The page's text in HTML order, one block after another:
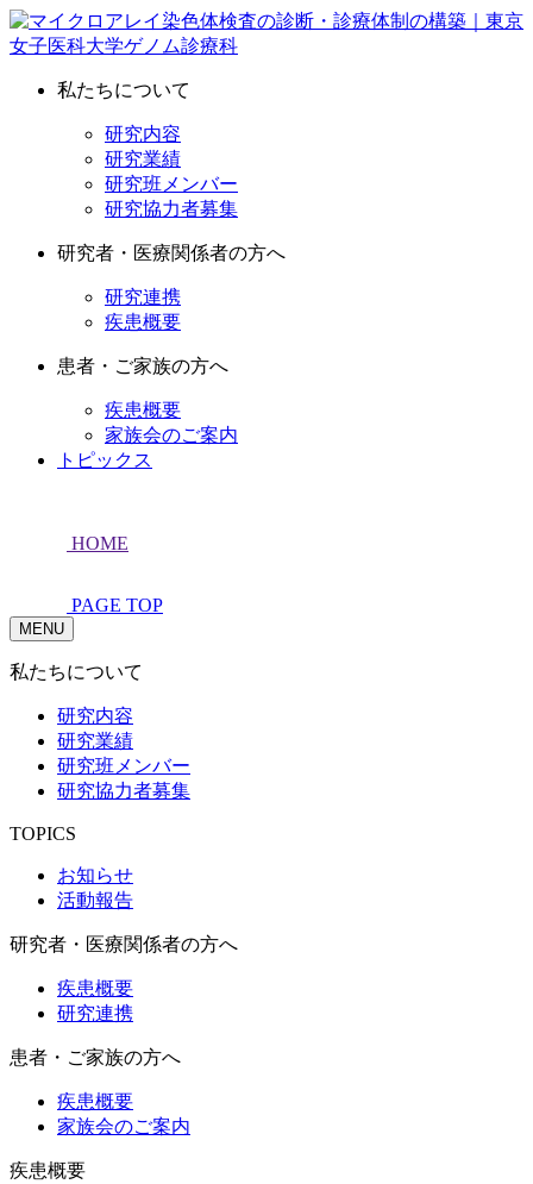
私たちについて
研究内容
研究業績
研究班メンバー
研究協力者募集
研究者・医療関係者の方へ
研究連携
疾患概要
患者・ご家族の方へ
疾患概要
家族会のご案内
トピックス
HOME
PAGE TOP
MENU
私たちについて
研究内容
研究業績
研究班メンバー
研究協力者募集
TOPICS
お知らせ
活動報告
研究者・医療関係者の方へ
疾患概要
研究連携
患者・ご家族の方へ
疾患概要
家族会のご案内
疾患概要